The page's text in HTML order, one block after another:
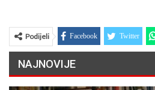
Podijeli Facebook Twitter
NAJNOVIJE